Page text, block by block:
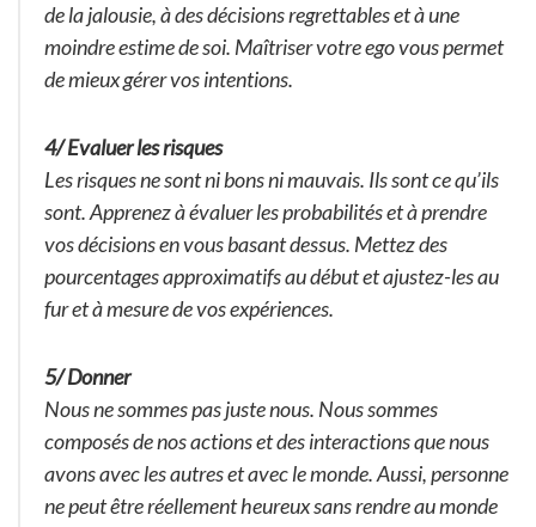
de la jalousie, à des décisions regrettables et à une
moindre estime de soi. Maîtriser votre ego vous permet
de mieux gérer vos intentions.
4/ Evaluer les risques
Les risques ne sont ni bons ni mauvais. Ils sont ce qu’ils
sont. Apprenez à évaluer les probabilités et à prendre
vos décisions en vous basant dessus. Mettez des
pourcentages approximatifs au début et ajustez-les au
fur et à mesure de vos expériences.
5/ Donner
Nous ne sommes pas juste nous. Nous sommes
composés de nos actions et des interactions que nous
avons avec les autres et avec le monde. Aussi, personne
ne peut être réellement heureux sans rendre au monde